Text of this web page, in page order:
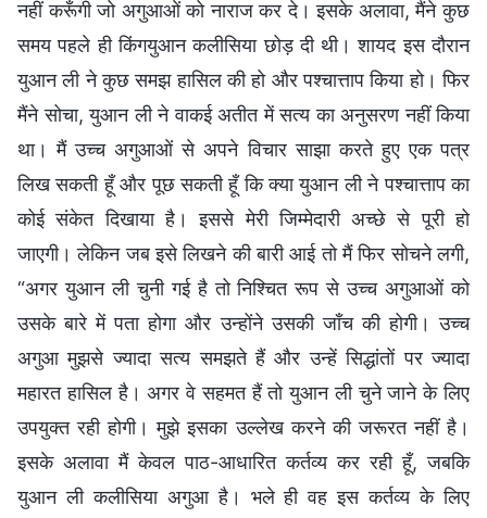
नहीं करूँगी जो अगुआओं को नाराज कर दे। इसके अलावा, मैंने कुछ
समय पहले ही किंगयुआन कलीसिया छोड़ दी थी। शायद इस दौरान
युआन ली ने कुछ समझ हासिल की हो और पश्चात्ताप किया हो। फिर
मैंने सोचा, युआन ली ने वाकई अतीत में सत्य का अनुसरण नहीं किया
था। मैं उच्च अगुआओं से अपने विचार साझा करते हुए एक पत्र
लिख सकती हूँ और पूछ सकती हूँ कि क्या युआन ली ने पश्चात्ताप का
कोई संकेत दिखाया है। इससे मेरी जिम्मेदारी अच्छे से पूरी हो
जाएगी। लेकिन जब इसे लिखने की बारी आई तो मैं फिर सोचने लगी,
“अगर युआन ली चुनी गई है तो निश्चित रूप से उच्च अगुआओं को
उसके बारे में पता होगा और उन्होंने उसकी जाँच की होगी। उच्च
अगुआ मुझसे ज्यादा सत्य समझते हैं और उन्हें सिद्धांतों पर ज्यादा
महारत हासिल है। अगर वे सहमत हैं तो युआन ली चुने जाने के लिए
उपयुक्त रही होगी। मुझे इसका उल्लेख करने की जरूरत नहीं है।
इसके अलावा मैं केवल पाठ-आधारित कर्तव्य कर रही हूँ, जबकि
युआन ली कलीसिया अगुआ है। भले ही वह इस कर्तव्य के लिए